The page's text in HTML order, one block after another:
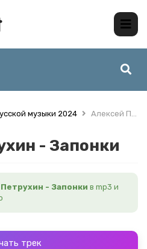
музыки 2024 Алексей Петрухин - Запонки
- Запонки
- Запонки в mp3 и
трек